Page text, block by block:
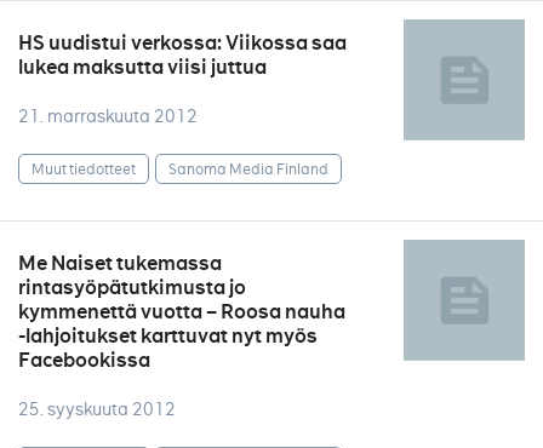
HS uudistui verkossa: Viikossa saa
lukea maksutta viisi juttua
21. marraskuuta 2012
Muut tiedotteet Sanoma Media Finland
Me Naiset tukemassa
rintasyöpätutkimusta jo
kymmenettä vuotta – Roosa nauha
-lahjoitukset karttuvat nyt myös
Facebookissa
25. syyskuuta 2012